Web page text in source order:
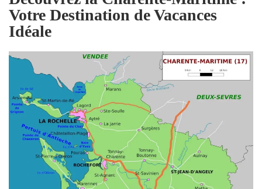
Votre Destination de Vacances
Idéale